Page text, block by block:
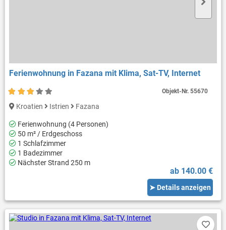
Ferienwohnung in Fazana mit Klima, Sat-TV, Internet
Kroatien Istrien Fazana
Ferienwohnung (4 Personen)
50 m² / Erdgeschoss
1 Schlafzimmer
1 Badezimmer
Nächster Strand 250 m
ab 140.00 €
➤ Details anzeigen
Objekt-Nr.55670